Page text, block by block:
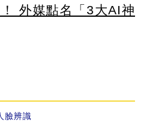
外媒點名「3大AI神
臉辨識